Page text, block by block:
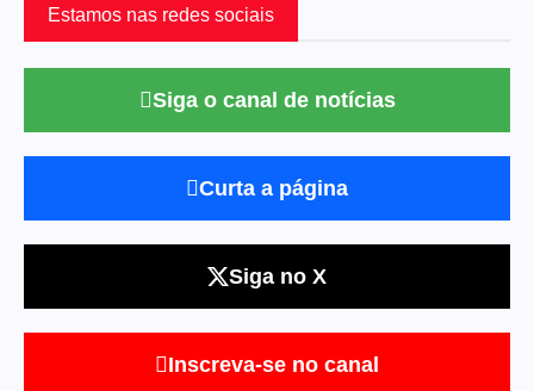
Estamos nas redes sociais
Siga o canal de notícias
Curta a página
Siga no X
Inscreva-se no canal